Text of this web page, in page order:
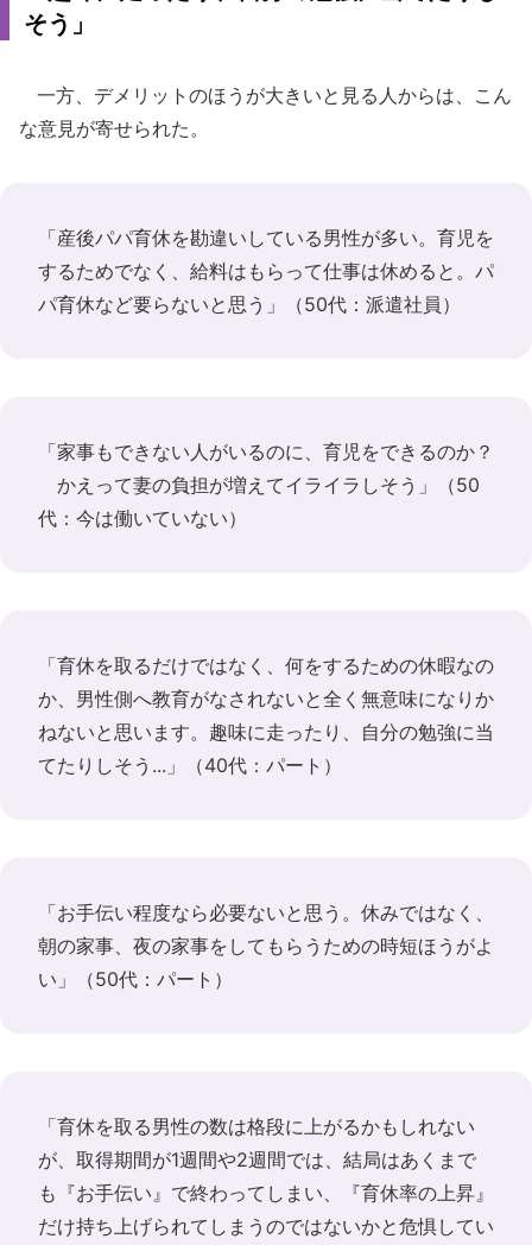
そう」
一方、デメリットのほうが大きいと見る人からは、こん
な意見が寄せられた。
「産後パパ育休を勘違いしている男性が多い。育児を
するためでなく、給料はもらって仕事は休めると。パ
パ育休など要らないと思う」（50代：派遣社員）
「家事もできない人がいるのに、育児をできるのか？
かえって妻の負担が増えてイライラしそう」（50
代：今は働いていない）
「育休を取るだけではなく、何をするための休暇なの
か、男性側へ教育がなされないと全く無意味になりか
ねないと思います。趣味に走ったり、自分の勉強に当
てたりしそう...」（40代：パート）
「お手伝い程度なら必要ないと思う。休みではなく、
朝の家事、夜の家事をしてもらうための時短ほうがよ
い」（50代：パート）
「育休を取る男性の数は格段に上がるかもしれない
が、取得期間が1週間や2週間では、結局はあくまで
も『お手伝い』で終わってしまい、『育休率の上昇』
だけ持ち上げられてしまうのではないかと危惧してい